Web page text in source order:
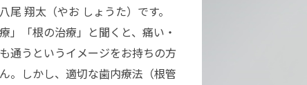
尾 翔太（やお しょうた）です。
」「根の治療」と聞くと、痛い・
通うというイメージをお持ちの方
。しかし、適切な歯内療法（根管